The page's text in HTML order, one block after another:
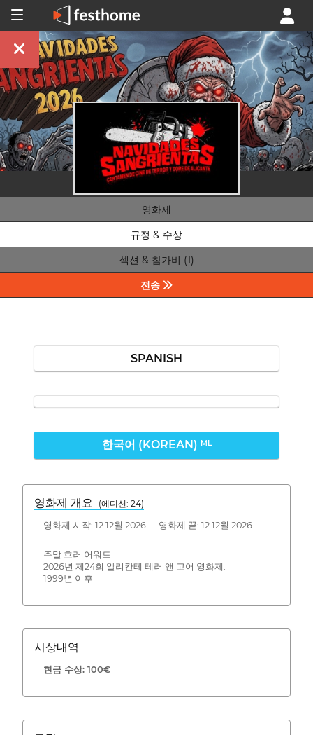
영화제
규정 & 수상
섹션 & 참가비 (1)
전송
SPANISH
한국어 (KOREAN) ML
영화제 개요 (에디션: 24)
영화제 시작: 12 12월 2026 영화제 끝: 12 12월 2026
주말 호러 어워드
2026년 제24회 알리칸테 테러 앤 고어 영화제.
1999년 이후
시상내역
현금 수상: 100€